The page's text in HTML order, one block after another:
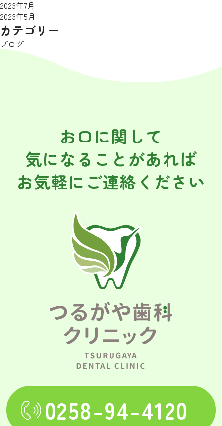
2023年7月
2023年5月
カテゴリー
ブログ
お口に関して
気になることがあれば
お気軽にご連絡ください
0258-94-4120